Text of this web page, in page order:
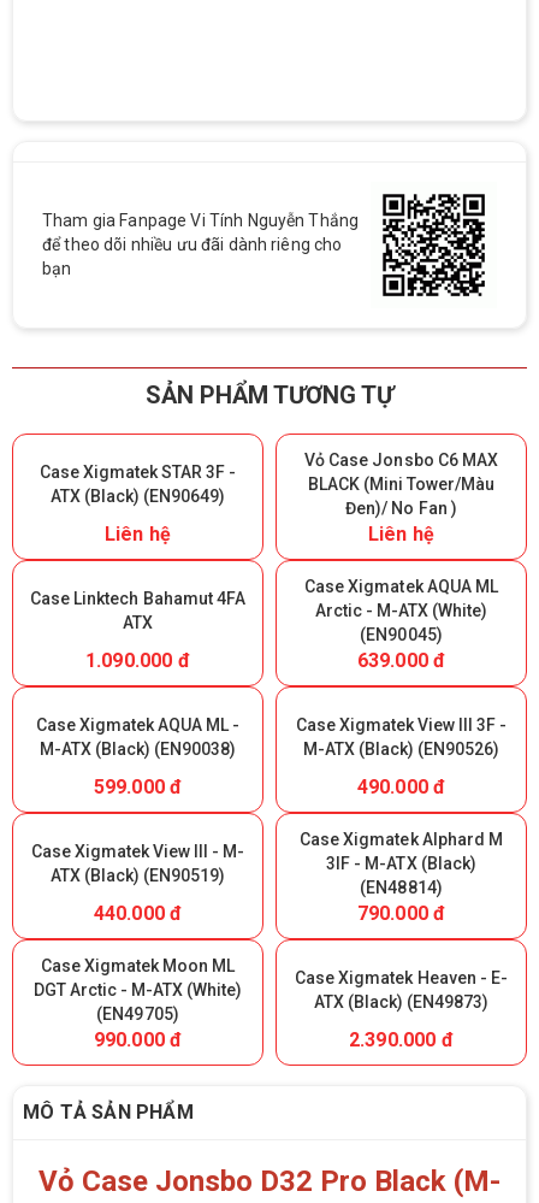
Tham gia Fanpage Vi Tính Nguyễn Thắng
để theo dõi nhiều ưu đãi dành riêng cho
bạn
SẢN PHẨM TƯƠNG TỰ
Case Xigmatek STAR 3F -
ATX (Black) (EN90649)
Liên hệ
Vỏ Case Jonsbo C6 MAX
BLACK (Mini Tower/Màu
Đen)/ No Fan )
Liên hệ
Case Linktech Bahamut 4FA
ATX
1.090.000 đ
Case Xigmatek AQUA ML
Arctic - M-ATX (White)
(EN90045)
639.000 đ
Case Xigmatek AQUA ML -
M-ATX (Black) (EN90038)
599.000 đ
Case Xigmatek View III 3F -
M-ATX (Black) (EN90526)
490.000 đ
Case Xigmatek View III - M-
ATX (Black) (EN90519)
440.000 đ
Case Xigmatek Alphard M
3IF - M-ATX (Black)
(EN48814)
790.000 đ
Case Xigmatek Moon ML
DGT Arctic - M-ATX (White)
(EN49705)
990.000 đ
Case Xigmatek Heaven - E-
ATX (Black) (EN49873)
2.390.000 đ
MÔ TẢ SẢN PHẨM
Vỏ Case Jonsbo D32 Pro Black (M-